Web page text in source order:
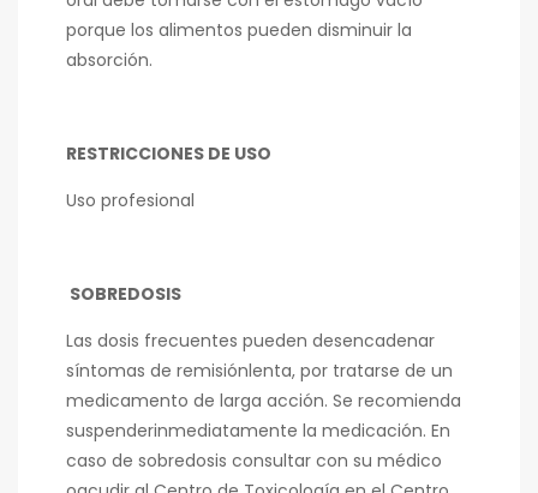
porque los alimentos pueden disminuir la
absorción.
RESTRICCIONES DE USO
Uso profesional
SOBREDOSIS
Las dosis frecuentes pueden desencadenar
síntomas de remisiónlenta, por tratarse de un
medicamento de larga acción. Se recomienda
suspenderinmediatamente la medicación. En
caso de sobredosis consultar con su médico